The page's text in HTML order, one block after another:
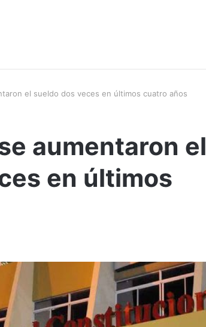
el sueldo dos veces en últimos cuatro años
aumentaron el
en últimos